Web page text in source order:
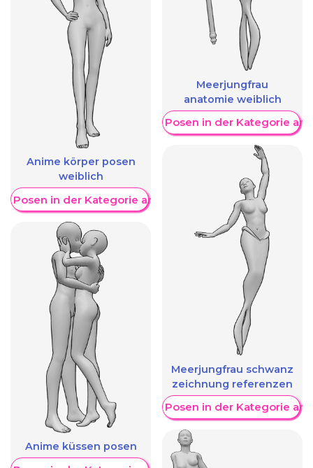
Anime körper posen
weiblich
Posen in der Kategorie anzeigen
Anime küssen posen
Meerjungfrau
anatomie weiblich
Weitere Posen in der Kategorie
Meerjungfrau schwanz
zeichnung referenzen
Weitere Posen in der Kategorie